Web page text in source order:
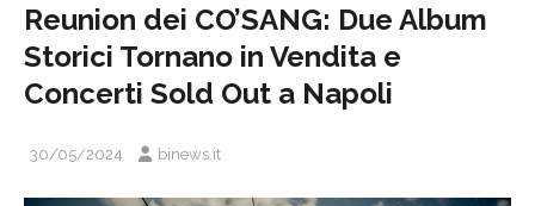
Reunion dei CO’SANG: Due Album
Storici Tornano in Vendita e
Concerti Sold Out a Napoli
30/05/2024 binews.it